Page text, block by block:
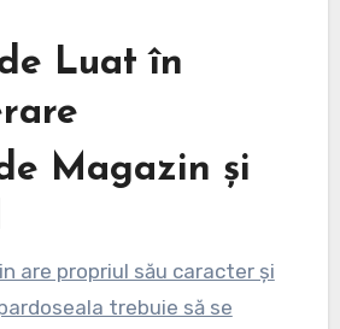
Luat în
Magazin și
are propriul său caracter și
trebuie să se